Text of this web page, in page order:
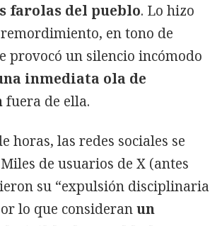
farolas del pueblo. Lo hizo
en tono de
provocó un silencio incómodo
inmediata ola de
fuera de ella.
horas, las redes sociales se
de usuarios de X (antes
su “expulsión disciplinaria
lo que consideranun